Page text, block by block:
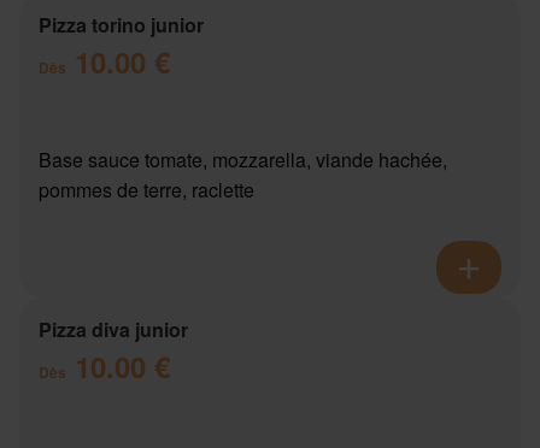
Pizza torino junior
Dès 10.00 €
Base sauce tomate, mozzarella, viande hachée,
pommes de terre, raclette
Pizza diva junior
Dès 10.00 €